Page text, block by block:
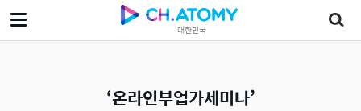
대한민국
온라인부업가세미나